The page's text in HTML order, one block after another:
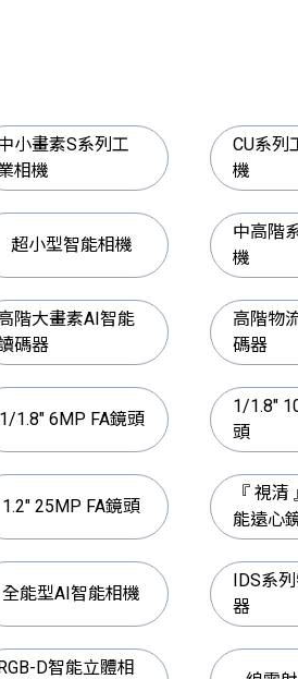
小畫素S系列工
相機
CU系列
機
超小型智能相機
中高階
機
階大畫素AI智能
碼器
高階物
碼器
1/1.8" 6MP FA鏡頭
1/1.8"
頭
1.2" 25MP FA鏡頭
『 視
能遠心
全能型AI智能相機
IDS系
器
D智能立體相